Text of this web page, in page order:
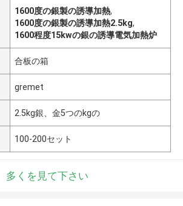
1600度の銀製の誘導加熱,
1600度の銀製の誘導加熱2.5kg,
1600程度15kwの銀の誘導電気加熱炉
合板の箱
gremet
2.5kg銀、金5つのkgの
100-200セット
多くを見て下さい